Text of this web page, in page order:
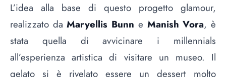
L’idea alla base di questo progetto glamour,
realizzato daMaryellis Bunn e Manish Vora, è
stata quella di avvicinare i millennials
all’esperienza artistica di visitare un museo. Il
gelato si è rivelato essere un dessert molto